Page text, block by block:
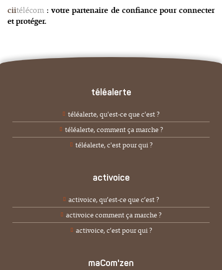
ciitélécom : votre partenaire de confiance pour connecter
et protéger.
téléalerte
téléalerte, qu'est-ce que c'est ?
téléalerte, comment ça marche ?
téléalerte, c'est pour qui ?
activoice
activoice, qu’est-ce que c’est ?
activoice comment ça marche ?
activoice, c’est pour qui ?
maCom'zen